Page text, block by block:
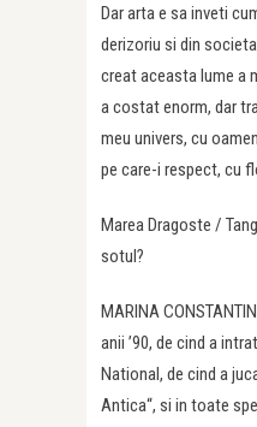
Dar arta e sa inveti
derizoriu si din
creat aceasta lume a
a costat enorm, dar
meu univers, cu
pe care-i respect, cu
Marea Dragoste /
sotul?
MARINA
anii ’90, de cind a
National, de cind a
Antica“, si in toate